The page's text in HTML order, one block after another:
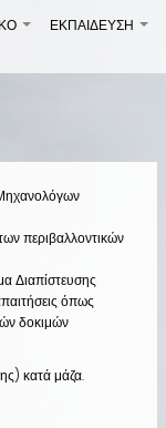
+ +
ΕΚΠΑΙΔΕΥΣΗ
περιβαλλοντικών
Διαπίστευσης
όπως
δοκιμών
κατά μάζα.